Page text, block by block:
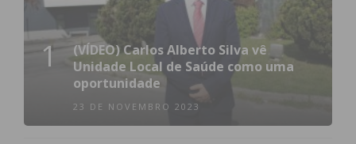
1
(VÍDEO) Carlos Alberto Silva vê
Unidade Local de Saúde como uma
oportunidade
23 DE NOVEMBRO 2023